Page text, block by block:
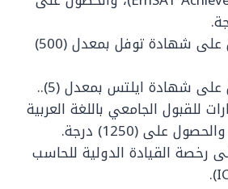
أو الحصول على شهادة توفل بمعدل (500)
شهادة ايلتس بمعدل (5)..
للقبول الجامعي باللغة العربية
رخصة القيادة الدولية للحاسب